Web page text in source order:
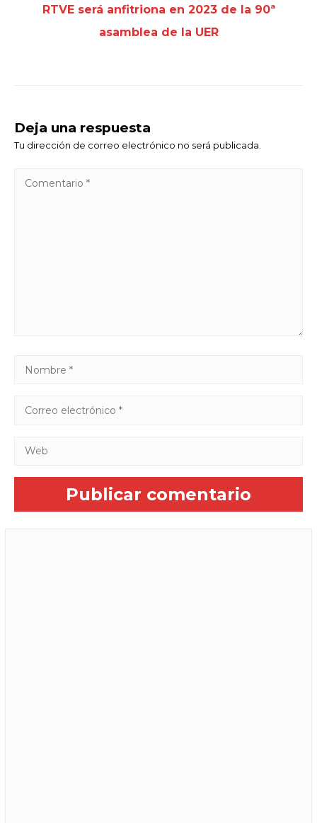
RTVE será anfitriona en 2023 de la 90ª
asamblea de la UER
Deja una respuesta
Tu dirección de correo electrónico no será publicada.